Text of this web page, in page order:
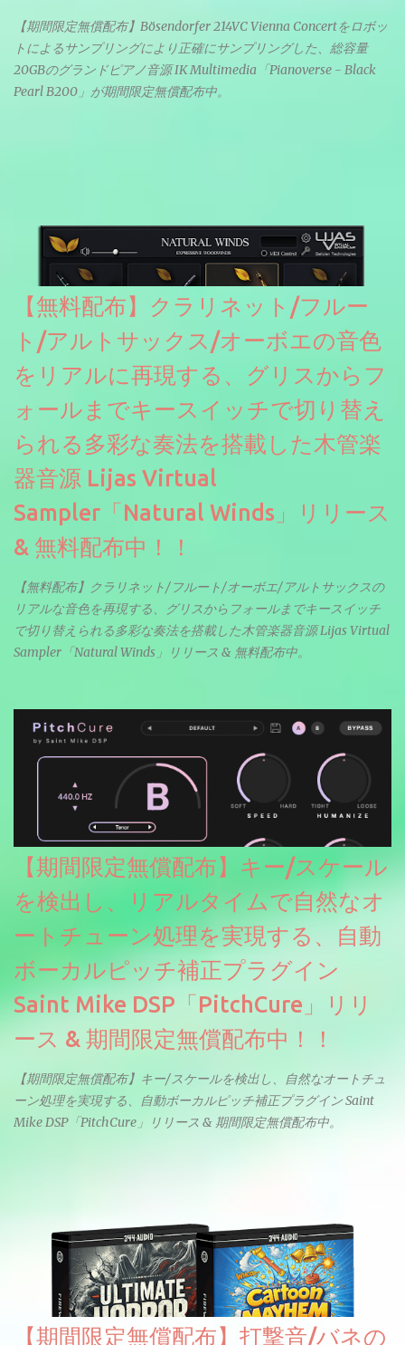
【期間限定無償配布】Bösendorfer 214VC Vienna Concertをロボッ
トによるサンプリングにより正確にサンプリングした、総容量
20GBのグランドピアノ音源 IK Multimedia「Pianoverse - Black
Pearl B200」が期間限定無償配布中。
【無料配布】クラリネット/フルー
ト/アルトサックス/オーボエの音色
をリアルに再現する、グリスからフ
ォールまでキースイッチで切り替え
られる多彩な奏法を搭載した木管楽
器音源 Lijas Virtual
Sampler「Natural Winds」リリース
& 無料配布中！！
【無料配布】クラリネット/フルート/オーボエ/アルトサックスの
リアルな音色を再現する、グリスからフォールまでキースイッチ
で切り替えられる多彩な奏法を搭載した木管楽器音源 Lijas Virtual
Sampler「Natural Winds」リリース & 無料配布中。
【期間限定無償配布】キー/スケール
を検出し、リアルタイムで自然なオ
ートチューン処理を実現する、自動
ボーカルピッチ補正プラグイン
Saint Mike DSP「PitchCure」リリ
ース & 期間限定無償配布中！！
【期間限定無償配布】キー/スケールを検出し、自然なオートチュ
ーン処理を実現する、自動ボーカルピッチ補正プラグイン Saint
Mike DSP「PitchCure」リリース & 期間限定無償配布中。
【期間限定無償配布】打撃音/バネの